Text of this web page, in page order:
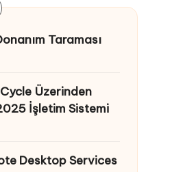
Taraması
Üzerinden
İşletim Sistemi
Desktop Services